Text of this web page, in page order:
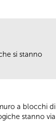
si stanno
a blocchi di
stanno via